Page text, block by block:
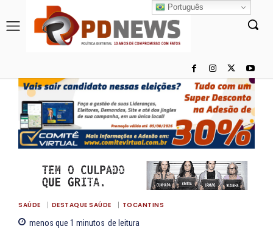
SAÚDE DESTAQUE SAÚDE TOCANTINS
menos que 1 minutos de leitura
Português